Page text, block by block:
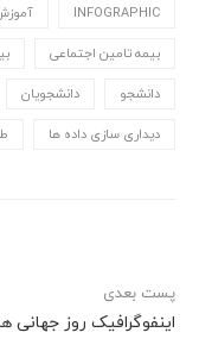
INFOGRAPHIC
بیمه تامین اجتماعی
دانشجو دانشجویان
دیداری سازی داده ها
پست بعدی
اینفوگرافیک روز جهانی